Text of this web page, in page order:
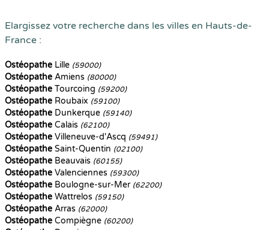
Elargissez votre recherche dans les villes en Hauts-de-
France :
Ostéopathe Lille (59000)
Ostéopathe Amiens (80000)
Ostéopathe Tourcoing (59200)
Ostéopathe Roubaix (59100)
Ostéopathe Dunkerque (59140)
Ostéopathe Calais (62100)
Ostéopathe Villeneuve-d'Ascq (59491)
Ostéopathe Saint-Quentin (02100)
Ostéopathe Beauvais (60155)
Ostéopathe Valenciennes (59300)
Ostéopathe Boulogne-sur-Mer (62200)
Ostéopathe Wattrelos (59150)
Ostéopathe Arras (62000)
Ostéopathe Compiègne (60200)